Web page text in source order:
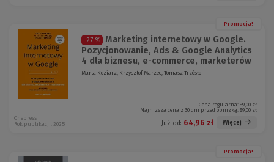
Promocja!
-27 %
Marketing internetowy w Google.
Pozycjonowanie, Ads & Google Analytics
4 dla biznesu, e-commerce, marketerów
Marta Koziarz, Krzysztof Marzec, Tomasz Trzósło
Cena regularna: 89,00 zł
Najniższa cena z 30 dni przed obniżką: 89,00 zł
Już od: 64,96 zł Więcej
Onepress
Rok publikacji: 2025
Promocja!